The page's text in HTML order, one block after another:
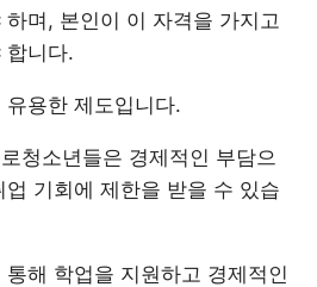
며, 본인이 이 자격을 가지고
합니다.
용한 제도입니다.
청소년들은 경제적인 부담으
업 기회에 제한을 받을 수 있습
해 학업을 지원하고 경제적인